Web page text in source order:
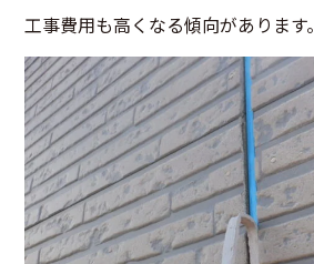
工事費用も高くなる傾向があります。